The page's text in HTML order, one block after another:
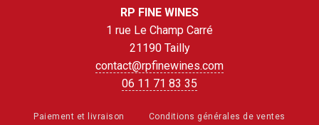
RP FINE WINES
1 rue Le Champ Carré
21190 Tailly
contact@rpfinewines.com
06 11 71 83 35
Paiement et livraison Conditions générales de ventes